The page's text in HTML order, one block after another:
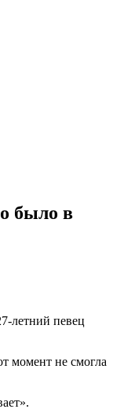
было в
летний певец
момент не смогла